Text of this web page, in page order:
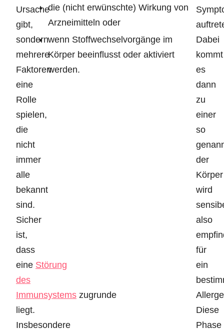
Ursache
gibt,
sondern
mehrere
Faktoren
eine
Rolle
spielen,
die
nicht
immer
alle
bekannt
sind.
Sicher
ist,
dass
eine Störung
des
Immunsystems zugrunde
liegt.
Insbesondere
die (nicht erwünschte) Wirkung von
Arzneimitteln oder
wenn Stoffwechselvorgänge im
Körper beeinflusst oder aktiviert
werden.
Dabei
kommt
es
dann
zu
einer
so
der
Körper
wird
also
für
ein
Diese
Phase